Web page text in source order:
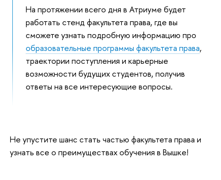
На протяжении всего дня в Атриуме будет
работать стенд факультета права, где вы
сможете узнать подробную информацию про
образовательные программы факультета права,
траектории поступления и карьерные
возможности будущих студентов, получив
ответы на все интересующие вопросы.
Не упустите шанс стать частью факультета права и
узнать все о преимуществах обучения в Вышке!